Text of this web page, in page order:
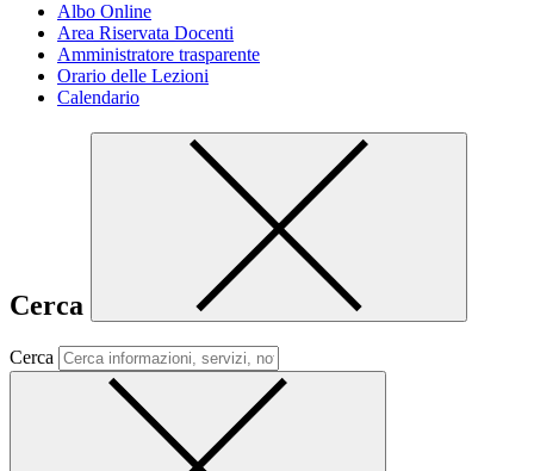
Albo Online
Area Riservata Docenti
Amministratore trasparente
Orario delle Lezioni
Calendario
Cerca
Cerca